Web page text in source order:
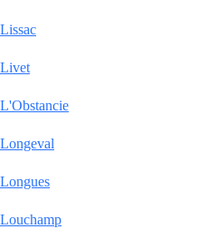
Lissac
Livet
L'Obstancie
Longeval
Longues
Louchamp